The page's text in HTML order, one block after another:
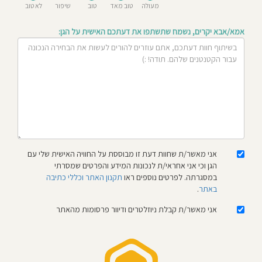
מעולה טוב מאד טוב
שיפור
לא טוב
אמא/אבא יקרים, נשמח שתשתפו את דעתכם האישית על הגן:
אני מאשר/ת שחוות דעת זו מבוססת על החוויה האישית שלי עם
הגן וכי אני אחראי/ת לנכונות המידע והפרטים שמסרתי
במסגרתה. לפרטים נוספים ראו תקנון האתר וכללי כתיבה
באתר.
אני מאשר/ת קבלת ניוזלטרים ודיוור פרסומות מהאתר